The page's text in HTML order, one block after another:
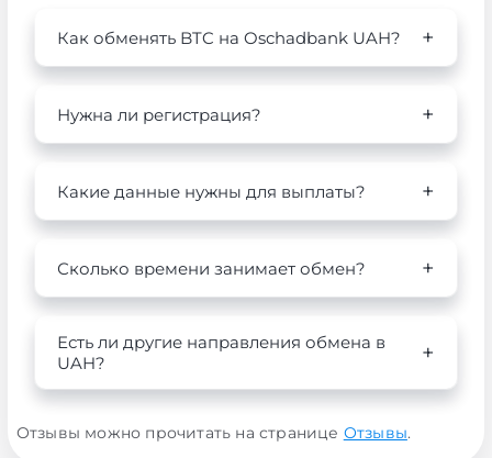
Как обменять BTC на Oschadbank UAH?
Нужна ли регистрация?
Какие данные нужны для выплаты?
Сколько времени занимает обмен?
Есть ли другие направления обмена в
UAH?
Отзывы можно прочитать на странице Отзывы.